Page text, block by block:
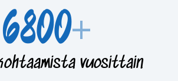
6800+
vuosittain